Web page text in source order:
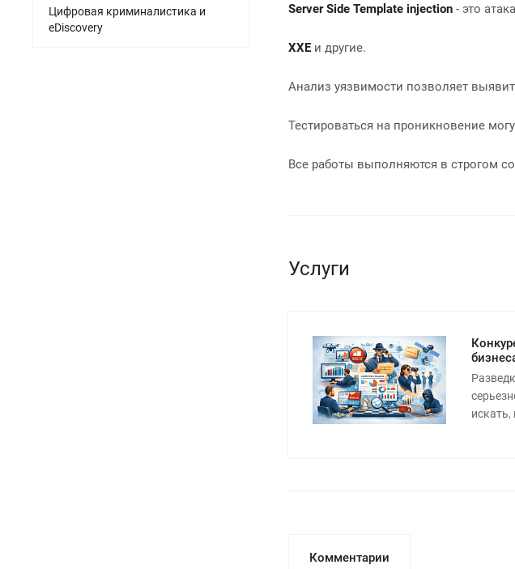
Server Side Template injection - это
XXE и другие.
Анализ уязвимости позволяет
Тестироваться на проникновение
Все работы выполняются в строгом
Услуги
искать,
Комментарии
Цифровая криминалистика и
eDiscovery